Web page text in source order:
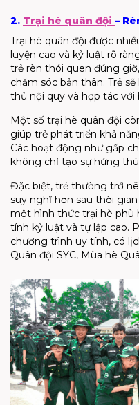
2. Trại hè quân đội –
Trại hè quân đội được
luyện cao và kỷ luật rõ
trẻ rèn thói quen đúng
chăm sóc bản thân. Trẻ
thủ nội quy và hợp tác với
Một số trại hè quân đội
giúp trẻ phát triển khả
Các hoạt động như gấp
không chỉ tạo sự hứng
Đặc biệt, trẻ thường trở
suy nghĩ hơn sau thời
một hình thức trại hè phù
tính kỷ luật và tự lập cao.
chương trình uy tính, có
Quân đội SYC, Mùa hè